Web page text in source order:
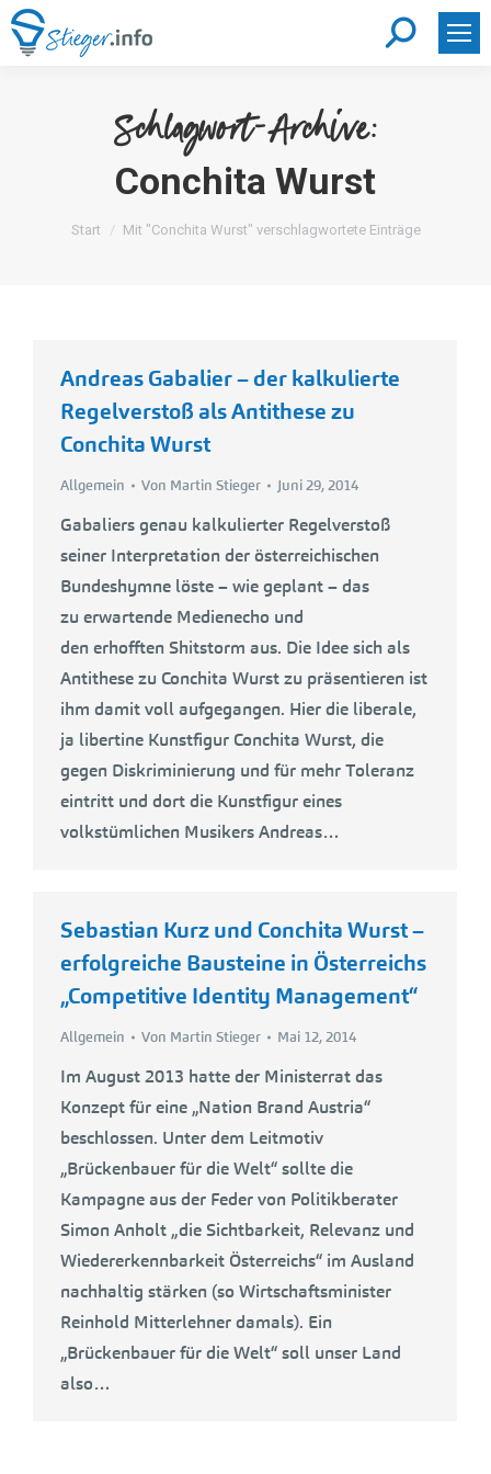
Search:
Schlagwort-Archive:
Conchita Wurst
Sie befinden sich hier:
Start Mit "Conchita Wurst" verschlagwortete Einträge
Andreas Gabalier – der kalkulierte
Regelverstoß als Antithese zu
Conchita Wurst
Allgemein Von Martin Stieger Juni 29, 2014
Gabaliers genau kalkulierter Regelverstoß
seiner Interpretation der österreichischen
Bundeshymne löste – wie geplant – das
zu erwartende Medienecho und
den erhofften Shitstorm aus. Die Idee sich als
Antithese zu Conchita Wurst zu präsentieren ist
ihm damit voll aufgegangen. Hier die liberale,
ja libertine Kunstfigur Conchita Wurst, die
gegen Diskriminierung und für mehr Toleranz
eintritt und dort die Kunstfigur eines
volkstümlichen Musikers Andreas…
Sebastian Kurz und Conchita Wurst –
erfolgreiche Bausteine in Österreichs
„Competitive Identity Management“
Allgemein Von Martin Stieger Mai 12, 2014
Im August 2013 hatte der Ministerrat das
Konzept für eine „Nation Brand Austria“
beschlossen. Unter dem Leitmotiv
„Brückenbauer für die Welt“ sollte die
Kampagne aus der Feder von Politikberater
Simon Anholt „die Sichtbarkeit, Relevanz und
Wiedererkennbarkeit Österreichs“ im Ausland
nachhaltig stärken (so Wirtschaftsminister
Reinhold Mitterlehner damals). Ein
„Brückenbauer für die Welt“ soll unser Land
also…